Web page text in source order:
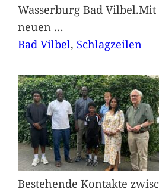
Wasserburg Bad Vilbel.Mit
neuen …
Bad Vilbel, Schlagzeilen
Bestehende Kontakte